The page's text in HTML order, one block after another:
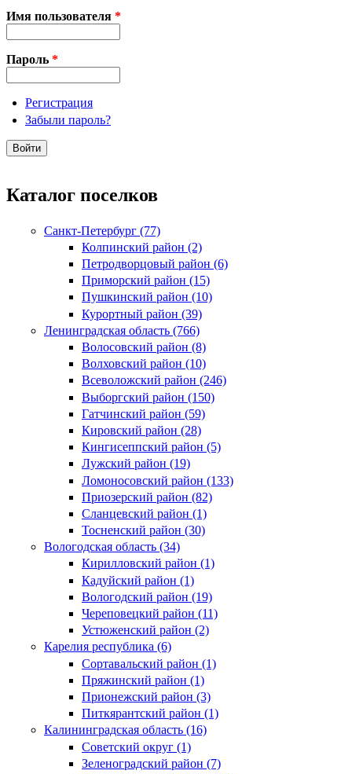
Имя пользователя *
Пароль *
Регистрация
Забыли пароль?
Каталог поселков
Санкт-Петербург (77)
Колпинский район (2)
Петродворцовый район (6)
Приморский район (15)
Пушкинский район (10)
Курортный район (39)
Ленинградская область (766)
Волосовский район (8)
Волховский район (10)
Всеволожский район (246)
Выборгский район (150)
Гатчинский район (59)
Кировский район (28)
Кингисеппский район (5)
Лужский район (19)
Ломоносовский район (133)
Приозерский район (82)
Сланцевский район (1)
Тосненский район (30)
Вологодская область (34)
Кирилловский район (1)
Кадуйский район (1)
Вологодский район (19)
Череповецкий район (11)
Устюженский район (2)
Карелия республика (6)
Сортавальский район (1)
Пряжинский район (1)
Прионежский район (3)
Питкярантский район (1)
Калининградская область (16)
Советский округ (1)
Зеленоградский район (7)